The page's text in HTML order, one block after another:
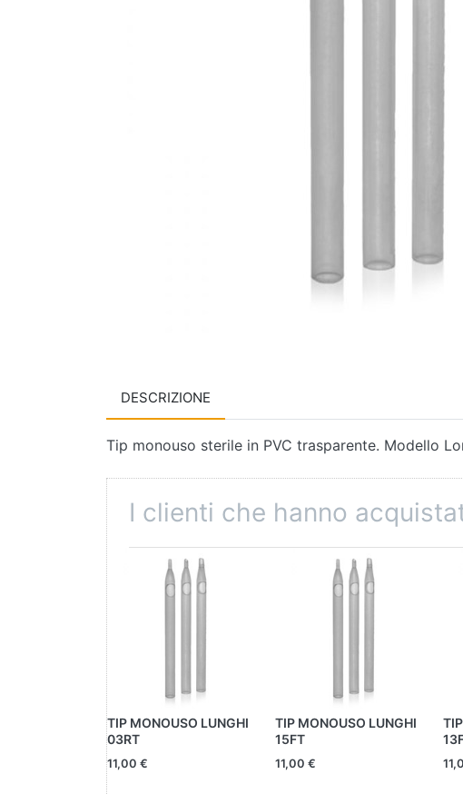
DESCRIZIONE
Tip monouso sterile in PVC trasparente. Modello
I clienti che hanno
TIP MONOUSO LUNGHI
03RT
11,00 €
TIP MONOUSO LUNGHI
15FT
11,00 €